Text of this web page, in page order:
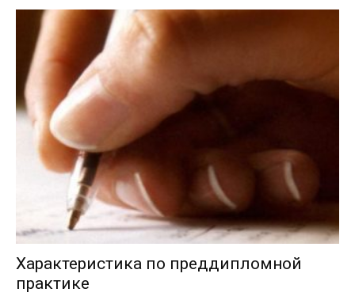
Характеристика по преддипломной
практике